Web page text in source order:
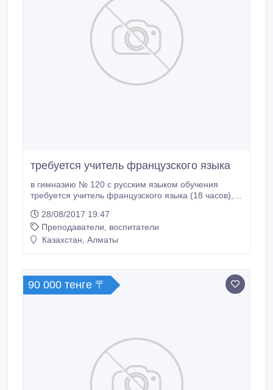
требуется учитель французского языка
в гимназию № 120 с русским языком обучения
требуется учитель французского языка (18 часов), 4
угол Наурызбай батыра телефон +7 (727) 272-24-
12, +7 (727) 272-20-38.
28/08/2017 19:47
Преподаватели, воспитатели
Казахстан, Алматы
90 000 тенге 〒